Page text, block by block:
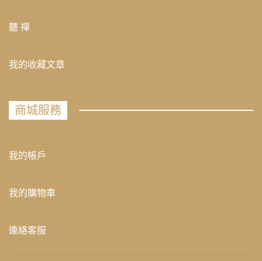
聽 禪
我的收藏文章
商城服務
我的帳戶
我的購物車
連絡客服